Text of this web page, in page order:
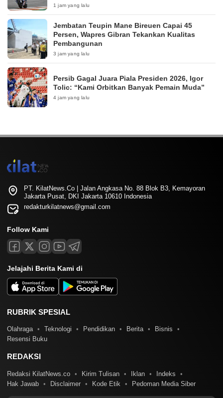
1 jam yang lalu
Jembatan Teupin Mane Bireuen Capai 45
Persen, Wapres Gibran Tekankan Kualitas
Pembangunan
3 jam yang lalu
Persib Gagal Juara Piala Presiden 2026, Igor
Tolic: “Kami Orbitkan Banyak Pemain Muda”
4 jam yang lalu
PT. KilatNews.Co | Jalan Angkasa No. 88 Blok B3, Kemayoran
Jakarta Pusat, DKI Jakarta 10610 Indonesia
redakturkilatnews@gmail.com
Follow Kami
Jelajahi Berita Kami di
RUBRIK SPESIAL
Olahraga Teknologi Pendidikan Berita
Bisnis
Resensi Buku
REDAKSI
Redaksi KilatNews.co Kirim Tulisan Iklan
Indeks
Hak Jawab
Disclaimer Kode Etik Pedoman Media Siber